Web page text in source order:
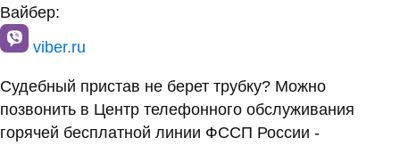
Вайбер:
viber.ru
Судебный пристав не берет трубку? Можно
позвонить в Центр телефонного обслуживания
горячей бесплатной линии ФССП России -